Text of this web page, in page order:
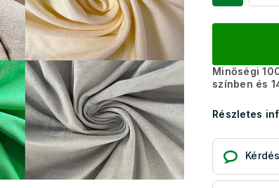
Minőségi
színben és
Részletes